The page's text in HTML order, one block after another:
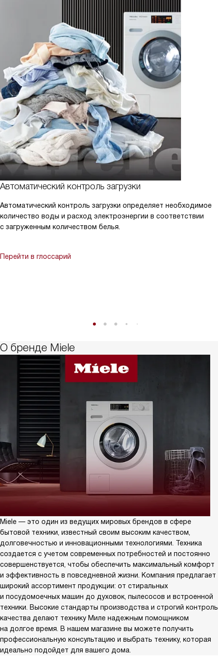
Автоматический контроль загрузки
Автоматический контроль загрузки определяет необходимое
количество воды и расход электроэнергии в соответствии
с загруженным количеством белья.
Перейти в глоссарий
О бренде Miele
Miele — это один из ведущих мировых брендов в сфере
бытовой техники, известный своим высоким качеством,
долговечностью и инновационными технологиями. Техника
создается с учетом современных потребностей и постоянно
совершенствуется, чтобы обеспечить максимальный комфорт
и эффективность в повседневной жизни. Компания предлагает
широкий ассортимент продукции: от стиральных
и посудомоечных машин до духовок, пылесосов и встроенной
техники. Высокие стандарты производства и строгий контроль
качества делают технику Миле надежным помощником
на долгое время. В нашем магазине вы можете получить
профессиональную консультацию и выбрать технику, которая
идеально подойдет для вашего дома.